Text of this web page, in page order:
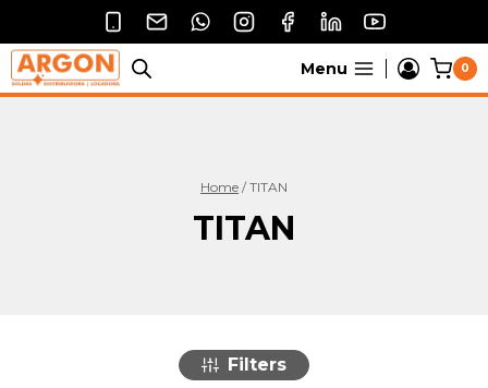
o
Conteúdo
Menu 0
Home / TITAN
TITAN
Filters